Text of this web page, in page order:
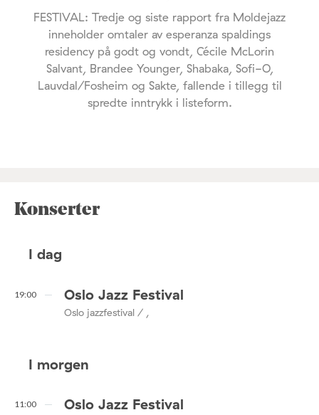
FESTIVAL: Tredje og siste rapport fra Moldejazz
inneholder omtaler av esperanza spaldings
residency på godt og vondt, Cécile McLorin
Salvant, Brandee Younger, Shabaka, Sofi-O,
Lauvdal/Fosheim og Sakte, fallende i tillegg til
spredte inntrykk i listeform.
Konserter
I dag
19:00 Oslo Jazz Festival
Oslo jazzfestival / ,
I morgen
11:00 Oslo Jazz Festival